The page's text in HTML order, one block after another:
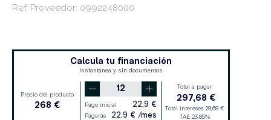
Ref. Proveedor: 0992248000